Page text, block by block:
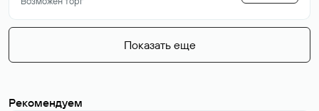
Показать еще
Рекомендуем